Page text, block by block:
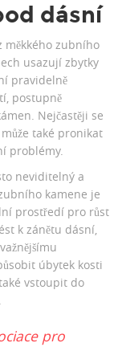
dásní
měkkého zubního
usazují zbytky
pravidelně
postupně
Nejčastěji se
také pronikat
problémy.
neviditelný a
kamene je
prostředí pro růst
k zánětu dásní,
úbytek kosti
vstoupit do
pro